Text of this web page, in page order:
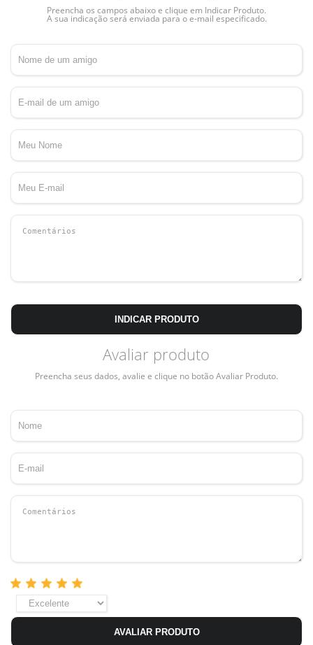
Preencha os campos abaixo e clique em Indicar Produto.
A sua indicação será enviada para o e-mail especificado.
INDICAR PRODUTO
Avaliar produto
Preencha seus dados, avalie e clique no botão Avaliar Produto.
AVALIAR PRODUTO